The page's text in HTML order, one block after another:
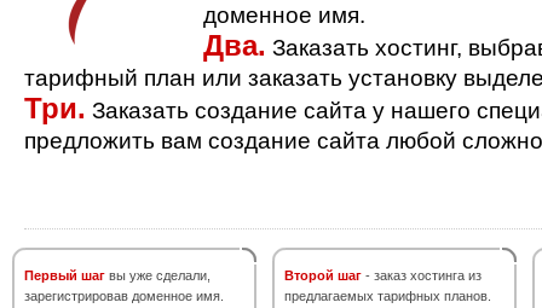
доменное имя.
Два. Заказать хостинг,
тарифный план или заказать установку
Три. Заказать создание сайта у нашего
предложить вам создание сайта любой
Первый шаг вы уже сделали,
зарегистрировав доменное имя.
Второй шаг - заказ хостинга из
предлагаемых тарифных планов.